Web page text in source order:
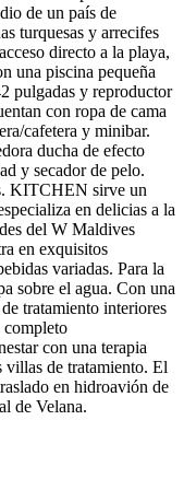
de un país de
turquesas y arrecifes
directo a la playa,
una piscina pequeña
pulgadas y reproductor
con ropa de cama
cafetera y minibar.
ducha de efecto
y secador de pelo.
KITCHEN sirve un
en delicias a la
del W Maldives
en exquisitos
variadas. Para la
sobre el agua. Con una
tratamiento interiores
completo
con una terapia
villas de tratamiento. El
en hidroavión de
de Velana.